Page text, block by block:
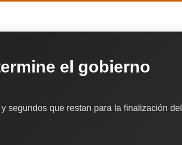
el gobierno
segundos que restan para la finalización del